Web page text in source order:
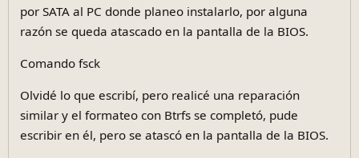
por SATA al PC donde planeo instalarlo, por alguna
razón se queda atascado en la pantalla de la BIOS.
Comando fsck
Olvidé lo que escribí, pero realicé una reparación
similar y el formateo con Btrfs se completó, pude
escribir en él, pero se atascó en la pantalla de la BIOS.